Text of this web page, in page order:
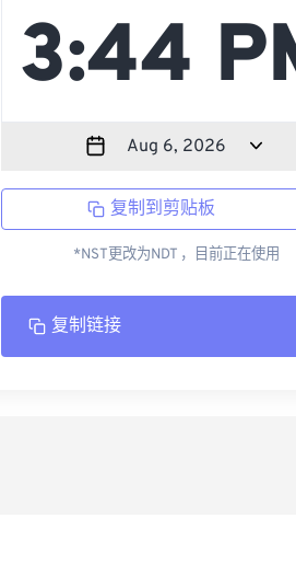
复制到剪贴板
*NST更改为NDT ，目前正在使用
复制链接